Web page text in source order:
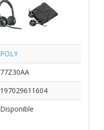
POLY
77Z30AA
197029611604
Disponible